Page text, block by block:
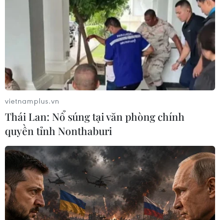
Bị can Hồ Thị Thanh Phúc, Tổng Giám đốc Sadeco bị
Công an TP.HCM khởi tố, bắt tạm giam để điều tra tội
"Tham ô tài sản" "Vi phạm quy định về quản lý, sử dụng
tài sản Nhà nước gây thất thoát lãng phí."
vietnamplus.vn
Thái Lan: Nổ súng tại văn phòng chính
quyền tỉnh Nonthaburi